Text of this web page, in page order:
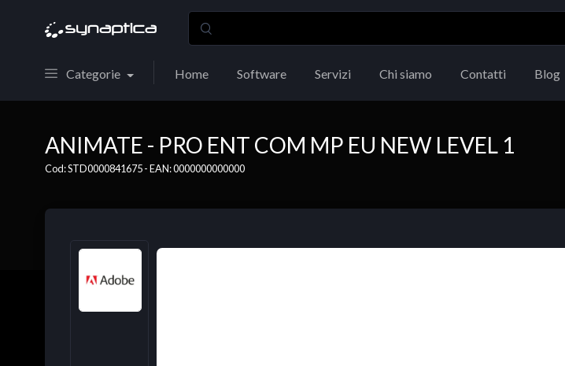
Categorie Home Software Servizi Chi siamo Contatti Blog
ANIMATE - PRO ENT COM MP EU NEW LEVEL 1
Cod: STD0000841675 - EAN: 0000000000000